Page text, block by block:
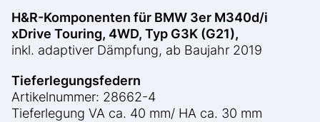
H&R-Komponenten für BMW 3er M340d/i
xDrive Touring, 4WD, Typ G3K (G21),
inkl. adaptiver Dämpfung, ab Baujahr 2019
Tieferlegungsfedern
Artikelnummer: 28662-4
Tieferlegung VA ca. 40 mm/ HA ca. 30 mm